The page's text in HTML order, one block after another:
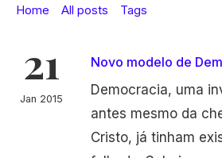
Home All posts Tags
21
Jan 2015
Novo modelo de
Democracia, uma
antes mesmo da
Cristo, já tinham